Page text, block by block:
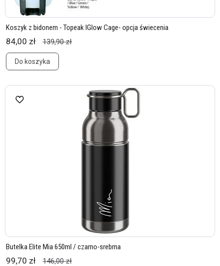
Koszyk z bidonem - Topeak IGlow Cage- opcja świecenia
84,00 zł 139,90 zł
Do koszyka
Butelka Elite Mia 650ml / czarno-srebrna
99,70 zł 146,00 zł